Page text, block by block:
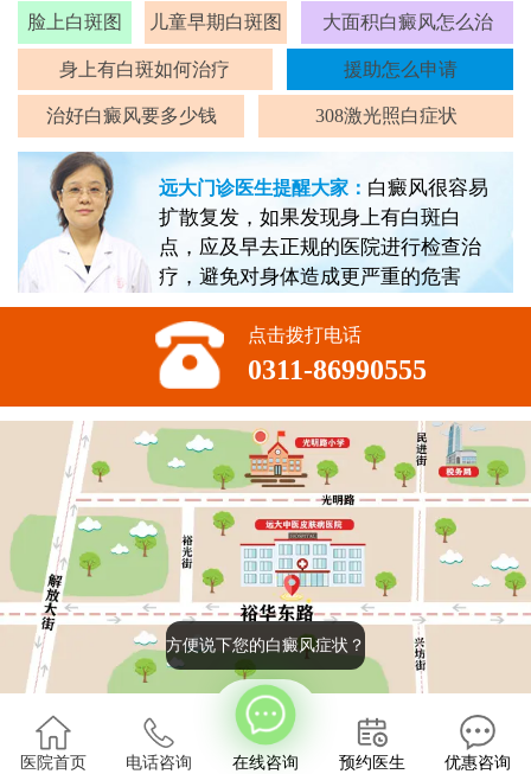
脸上白斑图 儿童早期白斑图 大面积白癜风怎么治
身上有白斑如何治疗 援助怎么申请
治好白癜风要多少钱 308激光照白症状
远大门诊医生提醒大家： 白癜风很容易
扩散复发，如果发现身上有白斑白
点，应及早去正规的医院进行检查治
疗，避免对身体造成更严重的危害
点击拨打电话
0311-86990555
版权所有:石家庄远大中医皮肤病医院 2022
医院首页 电话咨询 在线咨询
方便说下您的白癜风症状？
预约医生 优惠咨询